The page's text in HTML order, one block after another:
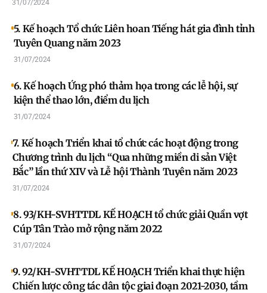
31/07/2024
5. Kế hoạch Tổ chức Liên hoan Tiếng hát gia đình tỉnh
Tuyên Quang năm 2023
31/07/2024
6. Kế hoạch Ứng phó thảm họa trong các lễ hội, sự
kiện thể thao lớn, điểm du lịch
31/07/2024
7. Kế hoạch Triển khai tổ chức các hoạt động trong
Chương trình du lịch “Qua những miền di sản Việt
Bắc” lần thứ XIV và Lễ hội Thành Tuyên năm 2023
31/07/2024
8. 93/KH-SVHTTDL KẾ HOẠCH tổ chức giải Quần vợt
Cúp Tân Trào mở rộng năm 2022
31/07/2024
9. 92/KH-SVHTTDL KẾ HOẠCH Triển khai thực hiện
Chiến lược công tác dân tộc giai đoạn 2021-2030, tầm